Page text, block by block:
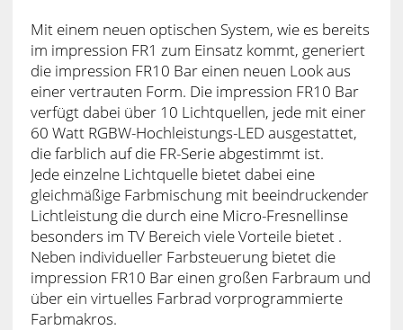
Mit einem neuen optischen System, wie es bereits
im impression FR1 zum Einsatz kommt, generiert
die impression FR10 Bar einen neuen Look aus
einer vertrauten Form. Die impression FR10 Bar
verfügt dabei über 10 Lichtquellen, jede mit einer
60 Watt RGBW-Hochleistungs-LED ausgestattet,
die farblich auf die FR-Serie abgestimmt ist.
Jede einzelne Lichtquelle bietet dabei eine
gleichmäßige Farbmischung mit beeindruckender
Lichtleistung die durch eine Micro-Fresnellinse
besonders im TV Bereich viele Vorteile bietet .
Neben individueller Farbsteuerung bietet die
impression FR10 Bar einen großen Farbraum und
über ein virtuelles Farbrad vorprogrammierte
Farbmakros.